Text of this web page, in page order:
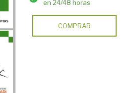
en 24/48 horas
COMPRAR